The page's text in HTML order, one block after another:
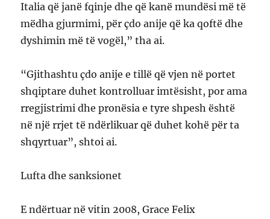
Italia që janë fqinje dhe që kanë mundësi më të
mëdha gjurmimi, për çdo anije që ka qoftë dhe
dyshimin më të vogël,” tha ai.
“Gjithashtu çdo anije e tillë që vjen në portet
shqiptare duhet kontrolluar imtësisht, por ama
rregjistrimi dhe pronësia e tyre shpesh është
në një rrjet të ndërlikuar që duhet kohë për ta
shqyrtuar”, shtoi ai.
Lufta dhe sanksionet
E ndërtuar në vitin 2008, Grace Felix